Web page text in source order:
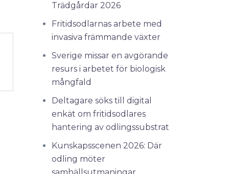
Trädgårdar 2026
Fritidsodlarnas arbete med
invasiva främmande växter
Sverige missar en avgörande
resurs i arbetet för biologisk
mångfald
Deltagare söks till digital
enkät om fritidsodlares
hantering av odlingssubstrat
Kunskapsscenen 2026: Där
odling möter